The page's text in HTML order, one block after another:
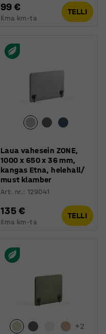
99 €
Ilma km-ta
TELLI
Laua vahesein ZONE,
1000 x 650 x 36 mm,
kangas Etna, helehall/
must klamber
Art. nr.:129041
135 €
Ilma km-ta
TELLI
+2